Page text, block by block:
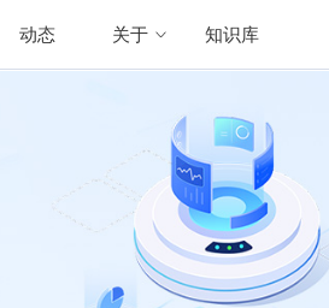
动态 关于 知识库